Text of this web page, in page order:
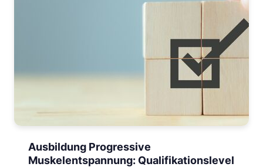
Ausbildung Progressive
Muskelentspannung: Qualifikationslevel